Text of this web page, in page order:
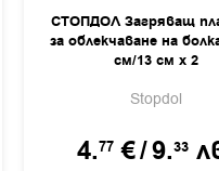
СТОПДОЛ Загряващ
за облекчаване на
см/13 см х 2
Stopdol
4.77 €/9.33